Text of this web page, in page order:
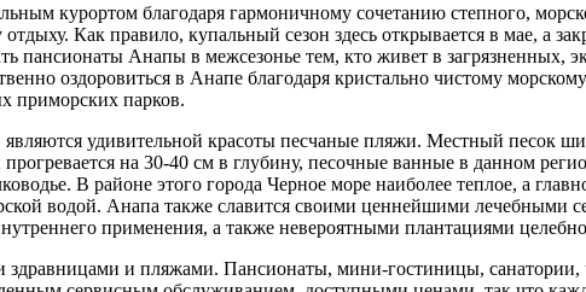
курортом благодаря гармоничному сочетанию степного,
Как правило, купальный сезон здесь открывается в мае, а
пансионаты Анапы в межсезонье тем, кто живет в загрязненных,
оздоровиться в Анапе благодаря кристально чистому
приморских парков.
удивительной красоты песчаные пляжи. Местный песок
на 30-40 см в глубину, песочные ванные в данном
В районе этого города Черное море наиболее теплое, а
водой. Анапа также славится своими ценнейшими лечебными
применения, а также невероятными плантациями
здравницами и пляжами. Пансионаты, мини-гостиницы, санатории,